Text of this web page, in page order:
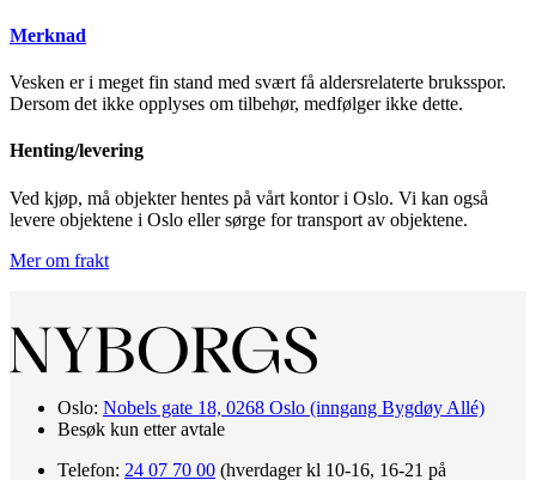
Merknad
Vesken er i meget fin stand med svært få aldersrelaterte bruksspor.
Dersom det ikke opplyses om tilbehør, medfølger ikke dette.
Henting/levering
Ved kjøp, må objekter hentes på vårt kontor i Oslo. Vi kan også
levere objektene i Oslo eller sørge for transport av objektene.
Mer om frakt
Oslo: Nobels gate 18, 0268 Oslo (inngang Bygdøy Allé)
Besøk kun etter avtale
Telefon: 24 07 70 00 (hverdager kl 10-16, 16-21 på